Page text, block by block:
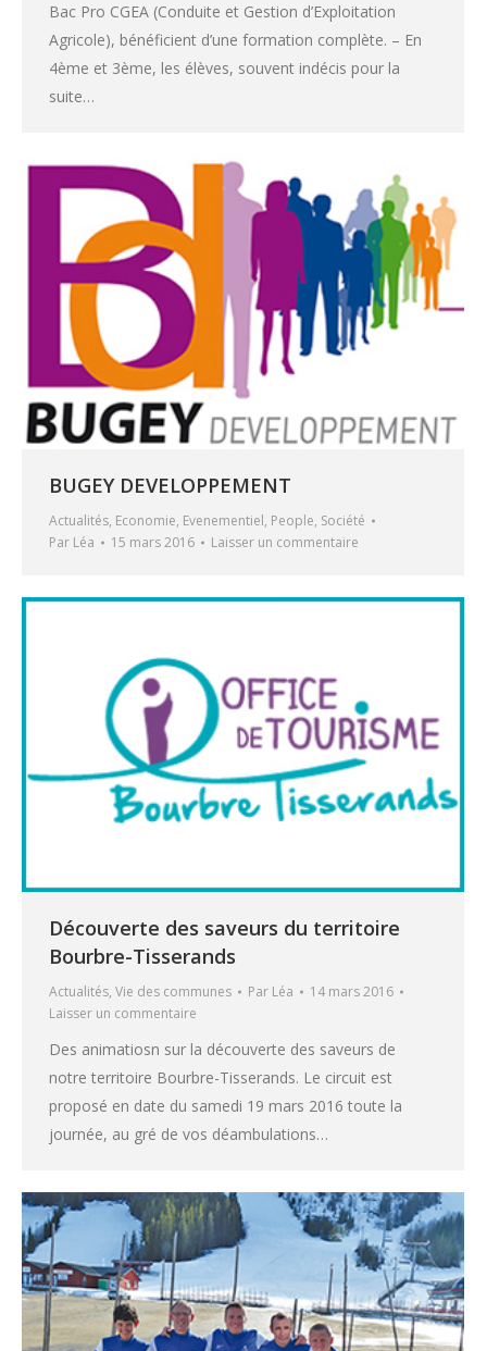
Bac Pro CGEA (Conduite et Gestion d’Exploitation
Agricole), bénéficient d’une formation complète. – En
4ème et 3ème, les élèves, souvent indécis pour la
suite…
BUGEY DEVELOPPEMENT
Actualités, Economie, Evenementiel, People, Société
Par Léa 15 mars 2016 Laisser un commentaire
Découverte des saveurs du territoire
Bourbre-Tisserands
Actualités, Vie des communes Par Léa
14 mars 2016
Laisser un commentaire
Des animatiosn sur la découverte des saveurs de
notre territoire Bourbre-Tisserands. Le circuit est
proposé en date du samedi 19 mars 2016 toute la
journée, au gré de vos déambulations…